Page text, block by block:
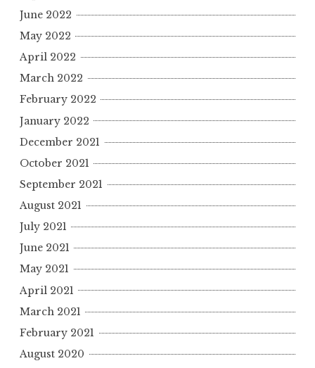
June 2022
May 2022
April 2022
March 2022
February 2022
January 2022
December 2021
October 2021
September 2021
August 2021
July 2021
June 2021
May 2021
April 2021
March 2021
February 2021
August 2020